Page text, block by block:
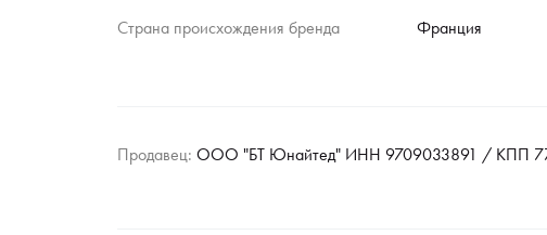
Страна происхождения бренда Франция
Продавец: ООО "БТ Юнайтед" ИНН 9709033891 / КПП